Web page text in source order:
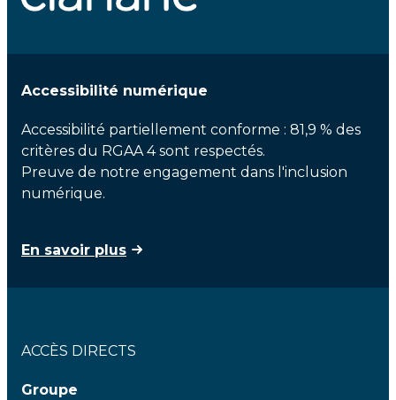
Accessibilité numérique
Accessibilité partiellement conforme : 81,9 % des
critères du RGAA 4 sont respectés.
Preuve de notre engagement dans l'inclusion
numérique.
En savoir plus
ACCÈS DIRECTS
Groupe